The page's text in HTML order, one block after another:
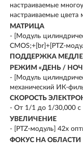
настраиваемые
настраиваемые цвета
МАТРИЦА
- [Модуль
CMOS;+[br]+[PTZ-
ПОДДЕРЖКА
РЕЖИМ «ДЕНЬ /
- [Модуль
механический ИК-
СКОРОСТЬ
- От 1/1 до 1/30,000 с
УВЕЛИЧЕНИЕ
- [PTZ-модуль] 42х
ФОКУС НА ОБЛАСТИ